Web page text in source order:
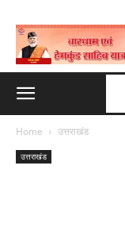
Home उत्तराखंड
उत्तराखंड